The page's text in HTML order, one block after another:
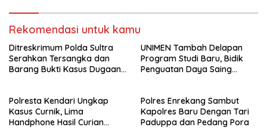
Rekomendasi untuk kamu
Ditreskrimum Polda Sultra
Serahkan Tersangka dan
Barang Bukti Kasus Dugaan
Kejaksaan
UNIMEN Tambah Delapan
Program Studi Baru, Bidik
Penguatan Daya Saing
Polresta Kendari Ungkap
Kasus Curnik, Lima
Handphone Hasil Curian
Polres Enrekang Sambut
Kapolres Baru Dengan Tari
Paduppa dan Pedang Pora